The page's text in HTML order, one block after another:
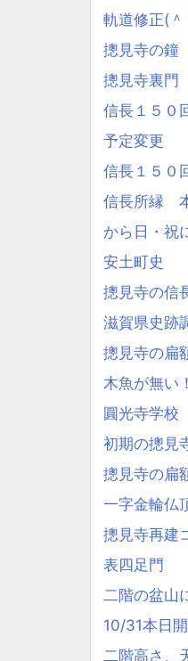
軌道修正(＾
摠見寺の鐘
摠見寺裏
信長１５０
予定変更
信長１５０
信長所縁
から日・祝
安土町史
摠見寺の信
滋賀県史跡
摠見寺の
木魚が無い
圓光寺学校
初期の摠見
摠見寺の
一字金輪仏
摠見寺再建
表四足門
二階の盆山
10/31本日
二階高さ、